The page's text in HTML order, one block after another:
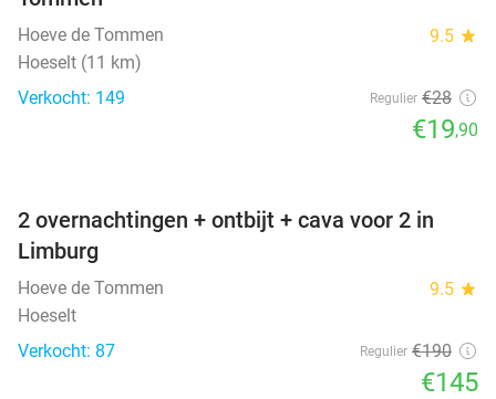
Hoeve de Tommen 9.5 star
Hoeselt (11 km)
Verkocht: 149
Regulier €28
€19,90
2 overnachtingen + ontbijt + cava voor 2 in
Limburg
Hoeve de Tommen 9.5 star
Hoeselt
Verkocht: 87
Regulier €190
€145